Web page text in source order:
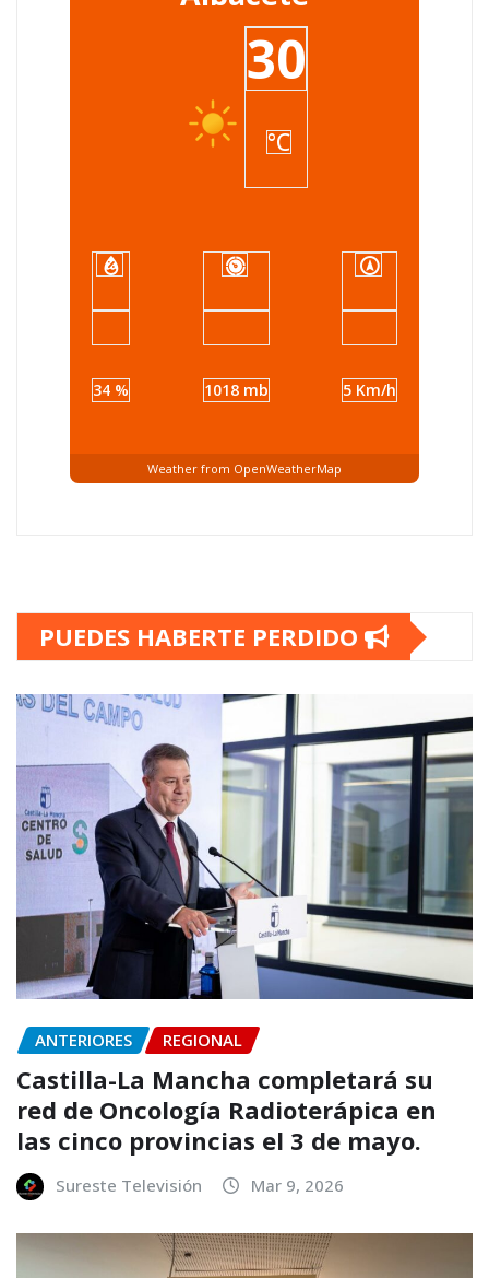
30
°C
34 % 1018 mb 5 Km/h
Weather from OpenWeatherMap
PUEDES HABERTE PERDIDO
ANTERIORES REGIONAL
Castilla-La Mancha completará su
red de Oncología Radioterápica en
las cinco provincias el 3 de mayo.
Sureste Televisión Mar 9, 2026